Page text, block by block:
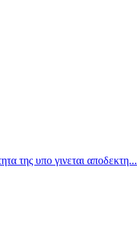
της υπο γινεται αποδεκτη...